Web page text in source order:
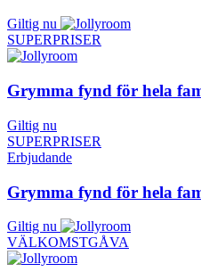
Giltig nu
SUPERPRISER
Grymma fynd för hela
Giltig nu
SUPERPRISER
Erbjudande
Grymma fynd för hela
Giltig nu
VÄLKOMSTGÅVA